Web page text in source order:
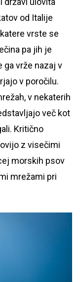
od Italije
vrste se
pa jih je
ga vrže nazaj v
v poročilu.
v nekaterih
več kot
Kritično
z visečimi
morskih psov
mrežami pri